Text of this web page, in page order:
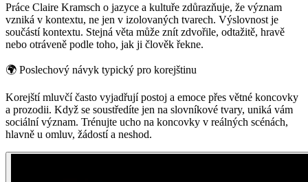
Práce Claire Kramsch o jazyce a kultuře zdůrazňuje, že význam
vzniká v kontextu, ne jen v izolovaných tvarech. Výslovnost je
součástí kontextu. Stejná věta může znít zdvořile, odtažitě, hravě
nebo otráveně podle toho, jak ji člověk řekne.
🌍 Poslechový návyk typický pro korejštinu
Korejští mluvčí často vyjadřují postoj a emoce přes větné koncovky
a prozodii. Když se soustředíte jen na slovníkové tvary, uniká vám
sociální význam. Trénujte ucho na koncovky v reálných scénách,
hlavně u omluv, žádostí a neshod.